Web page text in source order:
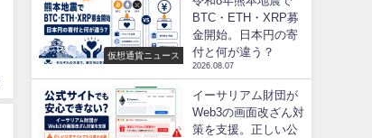
仮想通貨ニュース
BTC・ETH・XRP募
金開始。日本円の寄
付と何が違う？
2026.08.07
イーサリアム財団が
Web3の画面改ざん対
策を支援。正しい公